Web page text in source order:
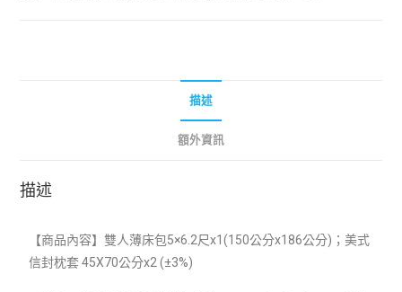
描述
額外資訊
描述
【商品內容】雙人薄床包5×6.2尺x1(150公分x186公分)；美式
信封枕套 45X70公分x2 (±3%)